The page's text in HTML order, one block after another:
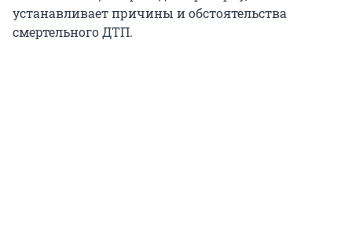
устанавливает причины и обстоятельства
смертельного ДТП.